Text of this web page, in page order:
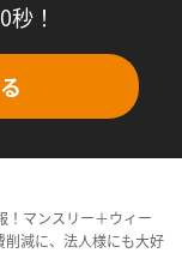
！
！マンスリー＋ウィー
削減に、法人様にも大好